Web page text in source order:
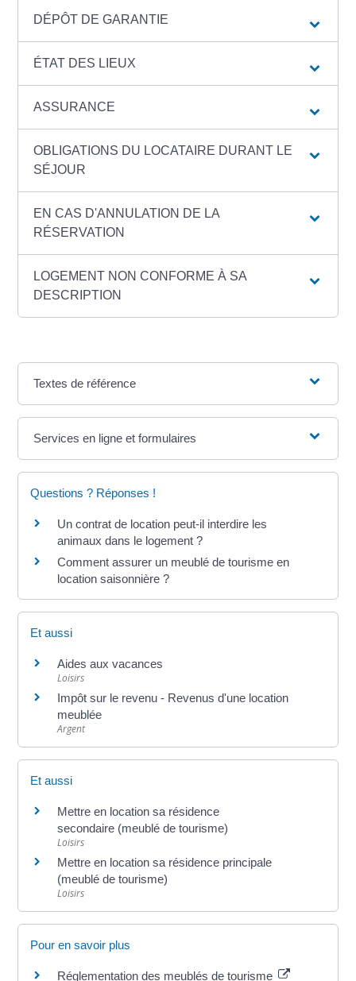
DÉPÔT DE GARANTIE
ÉTAT DES LIEUX
ASSURANCE
OBLIGATIONS DU LOCATAIRE DURANT LE
SÉJOUR
EN CAS D'ANNULATION DE LA
RÉSERVATION
LOGEMENT NON CONFORME À SA
DESCRIPTION
Textes de référence
Services en ligne et formulaires
Questions ? Réponses !
Un contrat de location peut-il interdire les
animaux dans le logement ?
Comment assurer un meublé de tourisme en
location saisonnière ?
Et aussi
Aides aux vacances
Loisirs
Impôt sur le revenu - Revenus d'une location
meublée
Argent
Et aussi
Mettre en location sa résidence
secondaire (meublé de tourisme)
Loisirs
Mettre en location sa résidence principale
(meublé de tourisme)
Loisirs
Pour en savoir plus
Réglementation des meublés de tourisme